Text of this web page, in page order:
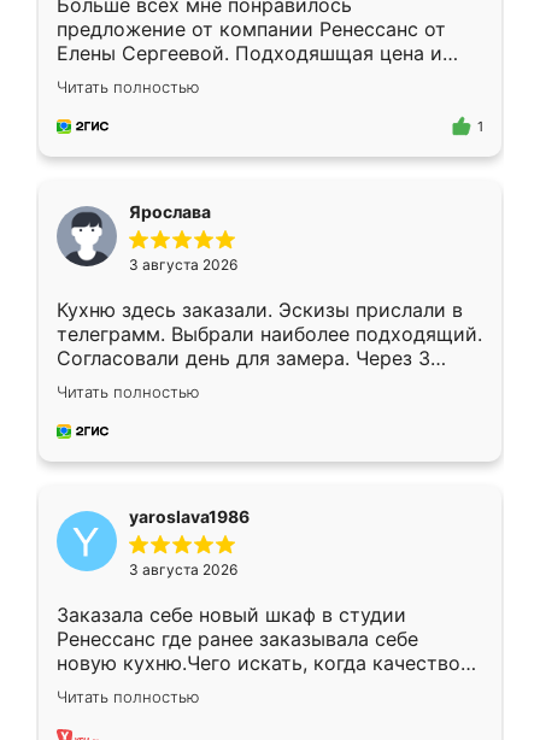
Больше всех мне понравилось
предложение от компании Ренессанс от
Елены Сергеевой. Подходяшщая цена и
короткие сроки изготовления. Приехавший
для замера сотрудник Владислав
предложил по моему эскизу самый
Читать полностью
1
Ярослава
3 августа 2026
Кухню здесь заказали. Эскизы прислали в
телеграмм. Выбрали наиболее подходящий.
Согласовали день для замера. Через 3
недели кухня была уже готова. Остались
довольны работой. Спасибо Ренессанс
мебель за качественную работу!
Читать полностью
yaroslava1986
3 августа 2026
Заказала себе новый шкаф в студии
Ренессанс где ранее заказывала себе
новую кухню.Чего искать, когда качеством
вполне довольна. Служит кухня уже почти
два года, нареканий нет.
Читать полностью